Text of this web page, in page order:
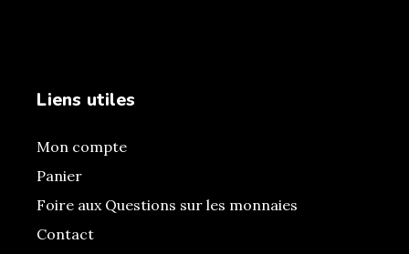
Liens utiles
Mon compte
Panier
Foire aux Questions sur les monnaies
Contact